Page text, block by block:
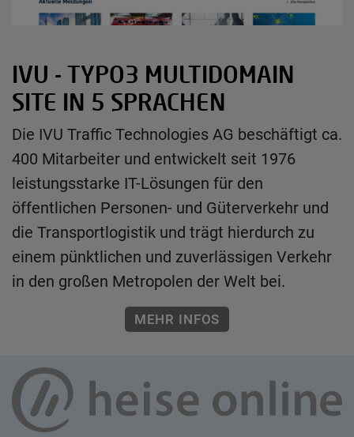
IVU - TYPO3 MULTIDOMAIN
SITE IN 5 SPRACHEN
Die IVU Traffic Technologies AG beschäftigt ca.
400 Mitarbeiter und entwickelt seit 1976
leistungsstarke IT-Lösungen für den
öffentlichen Personen- und Güterverkehr und
die Transportlogistik und trägt hierdurch zu
einem pünktlichen und zuverlässigen Verkehr
in den großen Metropolen der Welt bei.
MEHR INFOS